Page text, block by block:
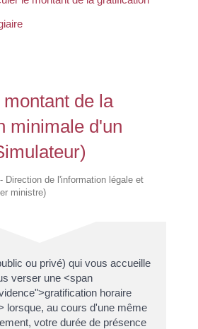
de la
minimale d'un
Direction de l'information légale et
ministre)
ou privé) qui vous accueille
verser une <span
horaire
lorsque, au cours d'une même
votre durée de présence